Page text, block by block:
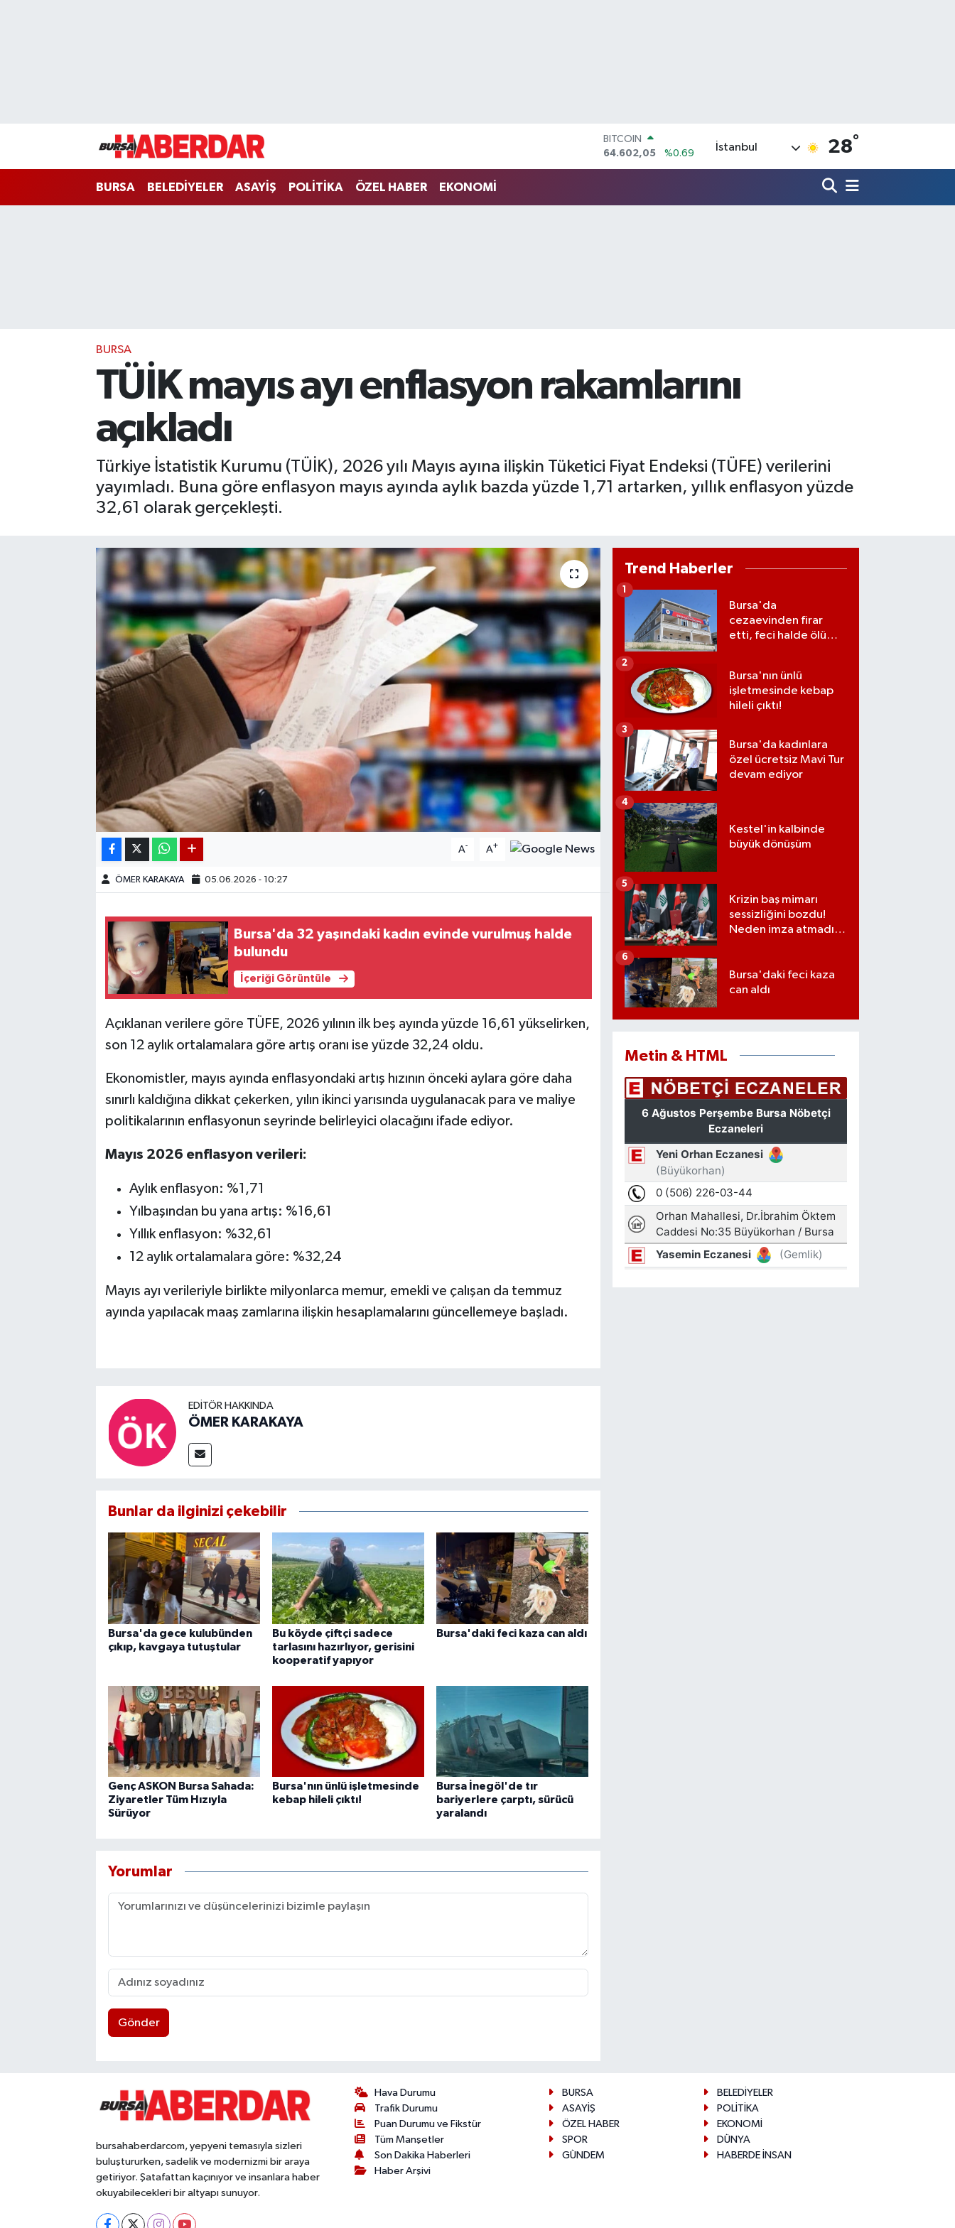
BITCOIN
64.602,05
%0.69
DOLAR
İstanbul 28°
BURSA BELEDİYELER ASAYİŞ POLİTİKA ÖZEL HABER EKONOMİ
BURSA
TÜİK mayıs ayı enflasyon rakamlarını
açıkladı
Türkiye İstatistik Kurumu (TÜİK), 2026 yılı Mayıs ayına ilişkin Tüketici Fiyat Endeksi (TÜFE) verilerini
yayımladı. Buna göre enflasyon mayıs ayında aylık bazda yüzde 1,71 artarken, yıllık enflasyon yüzde
32,61 olarak gerçekleşti.
A- A+
ÖMER KARAKAYA 05.06.2026 - 10:27
Bursa'da 32 yaşındaki kadın evinde vurulmuş halde
bulundu
İçeriği Görüntüle
Açıklanan verilere göre TÜFE, 2026 yılının ilk beş ayında yüzde 16,61 yükselirken,
son 12 aylık ortalamalara göre artış oranı ise yüzde 32,24 oldu.
Ekonomistler, mayıs ayında enflasyondaki artış hızının önceki aylara göre daha
sınırlı kaldığına dikkat çekerken, yılın ikinci yarısında uygulanacak para ve maliye
politikalarının enflasyonun seyrinde belirleyici olacağını ifade ediyor.
Mayıs 2026 enflasyon verileri:
Aylık enflasyon: %1,71
Yılbaşından bu yana artış: %16,61
Yıllık enflasyon: %32,61
12 aylık ortalamalara göre: %32,24
Mayıs ayı verileriyle birlikte milyonlarca memur, emekli ve çalışan da temmuz
ayında yapılacak maaş zamlarına ilişkin hesaplamalarını güncellemeye başladı.
EDITÖR HAKKINDA
ÖMER KARAKAYA
Bunlar da ilginizi çekebilir
Bursa'da gece kulubünden
çıkıp, kavgaya tutuştular
Bu köyde çiftçi sadece
tarlasını hazırlıyor, gerisini
kooperatif yapıyor
Bursa'daki feci kaza can aldı
Genç ASKON Bursa Sahada:
Ziyaretler Tüm Hızıyla
Sürüyor
Bursa'nın ünlü işletmesinde
kebap hileli çıktı!
Bursa İnegöl'de tır
bariyerlere çarptı, sürücü
yaralandı
Yorumlar
Gönder
Trend Haberler
Bursa'da
cezaevinden firar
etti, feci halde ölü
1
Bursa'nın ünlü
işletmesinde kebap
hileli çıktı!
2
Bursa'da kadınlara
özel ücretsiz Mavi Tur
devam ediyor
3
Kestel'in kalbinde
büyük dönüşüm
4
Krizin baş mimarı
sessizliğini bozdu!
Neden imza atmadığı
5
Bursa'daki feci kaza
can aldı
6
Metin & HTML
bursahaberdarcom, yepyeni temasıyla sizleri
buluştururken, sadelik ve modernizmi bir araya
getiriyor. Şatafattan kaçınıyor ve insanlara haber
okuyabilecekleri bir altyapı sunuyor.
Hava Durumu
Trafik Durumu
Puan Durumu ve Fikstür
Tüm Manşetler
Son Dakika Haberleri
Haber Arşivi
BURSA
BELEDİYELER
ASAYİŞ
POLİTİKA
ÖZEL HABER
EKONOMİ
SPOR
DÜNYA
GÜNDEM
HABERDE İNSAN
Tüm Manşetler